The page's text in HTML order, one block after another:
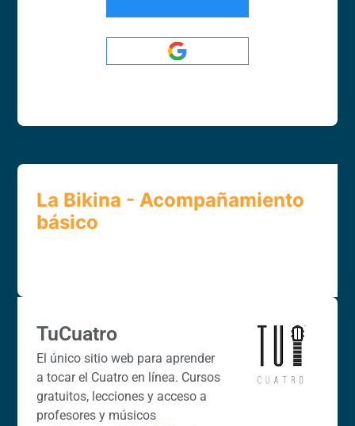
La Bikina - Acompañamiento
básico
TuCuatro
El único sitio web para aprender
a tocar el Cuatro en línea. Cursos
gratuitos, lecciones y acceso a
profesores y músicos